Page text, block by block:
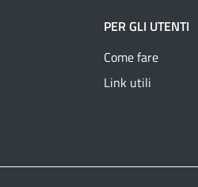
PER GLI UTENTI
Come fare
Link utili